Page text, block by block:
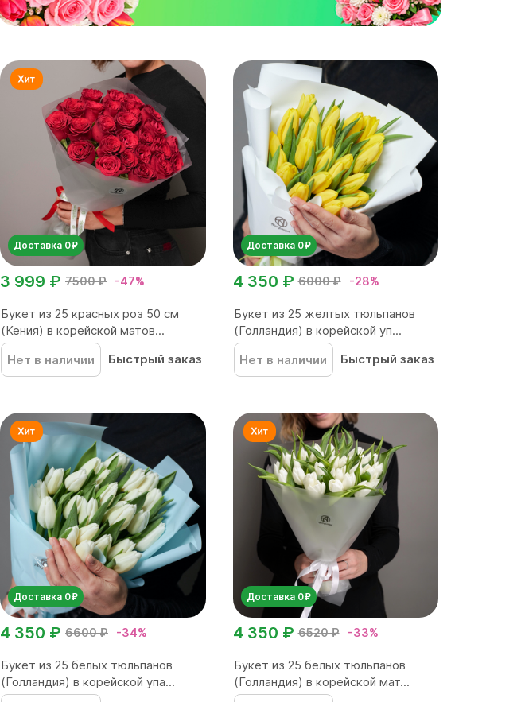
Доставка 0₽
7500 ₽ -47%
3 999 ₽
Букет из 25 красных роз 50 см
(Кения) в корейской матов...
Нет в наличии
Быстрый заказ
Доставка 0₽
6000 ₽ -28%
4 350 ₽
Букет из 25 желтых тюльпанов
(Голландия) в корейской уп...
Нет в наличии
Быстрый заказ
Доставка 0₽
6600 ₽ -34%
4 350 ₽
Букет из 25 белых тюльпанов
(Голландия) в корейской упа...
Доставка 0₽
6520 ₽ -33%
4 350 ₽
Букет из 25 белых тюльпанов
(Голландия) в корейской мат...